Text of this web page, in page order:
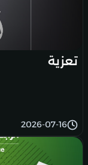
تعزية
2026-07-16